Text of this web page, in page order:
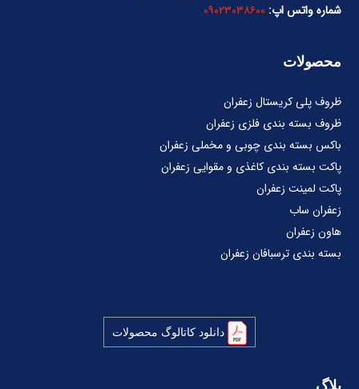
شماره واتس اپ: ۰۹۰۲۳۰۳۸۶۰۰
محصولات
ظروف پلی کریستال زعفران
ظروف بسته بندی فلزی زعفران
باکس بسته بندی چوبی و مخملی زعفران
پاکت بسته بندی کاغذی و مقوایی زعفران
پاکت لمینت زعفران
زعفران ساب
هاون زعفران
بسته بندی ترسبافان زعفران
دانلود کاتالوگ محصولات
بلاگ